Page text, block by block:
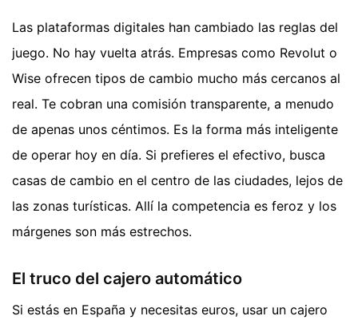
Las plataformas digitales han cambiado las reglas del
juego. No hay vuelta atrás. Empresas como Revolut o
Wise ofrecen tipos de cambio mucho más cercanos al
real. Te cobran una comisión transparente, a menudo
de apenas unos céntimos. Es la forma más inteligente
de operar hoy en día. Si prefieres el efectivo, busca
casas de cambio en el centro de las ciudades, lejos de
las zonas turísticas. Allí la competencia es feroz y los
márgenes son más estrechos.
El truco del cajero automático
Si estás en España y necesitas euros, usar un cajero